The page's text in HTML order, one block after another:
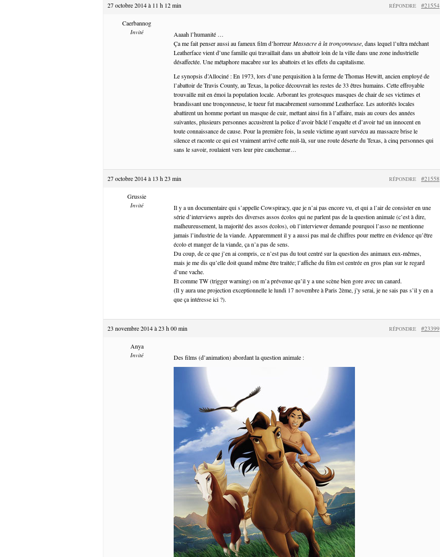
27 octobre 2014 à 11 h 12 min #21554
RÉPONDRE
Caerbannog
Invité
Aaaah l’humanité …
Ça me fait penser aussi au fameux film d’horreurMassacre à la tronçonneuse, dans lequel l’ultra méchant
Leatherface vient d’une famille qui travaillait dans un abattoir loin de la ville dans une zone industrielle
désaffectée. Une métaphore macabre sur les abattoirs et les effets du capitalisme.
Le synopsis d’Allociné : En 1973, lors d’une perquisition à la ferme de Thomas Hewitt, ancien employé de
l’abattoir de Travis County, au Texas, la police découvrait les restes de 33 êtres humains. Cette effroyable
trouvaille mit en émoi la population locale. Arborant les grotesques masques de chair de ses victimes et
brandissant une tronçonneuse, le tueur fut macabrement surnommé Leatherface. Les autorités locales
abattirent un homme portant un masque de cuir, mettant ainsi fin à l’affaire, mais au cours des années
suivantes, plusieurs personnes accusèrent la police d’avoir bâclé l’enquête et d’avoir tué un innocent en
toute connaissance de cause. Pour la première fois, la seule victime ayant survécu au massacre brise le
silence et raconte ce qui est vraiment arrivé cette nuit-là, sur une route déserte du Texas, à cinq personnes qui
sans le savoir, roulaient vers leur pire cauchemar…
27 octobre 2014 à 13 h 23 min #21558
RÉPONDRE
Grussie
Invité
Il y a un documentaire qui s’appelle Cowspiracy, que je n’ai pas encore vu, et qui a l’air de consister en une
série d’interviews auprès des diverses assos écolos qui ne parlent pas de la question animale (c’est à dire,
malheureusement, la majorité des assos écolos), où l’interviewer demande pourquoi l’asso ne mentionne
jamais l’industrie de la viande. Apparemment il y a aussi pas mal de chiffres pour mettre en évidence qu’être
écolo et manger de la viande, ça n’a pas de sens.
Du coup, de ce que j’en ai compris, ce n’est pas du tout centré sur la question des animaux eux-mêmes,
mais je me dis qu’elle doit quand même être traitée; l’affiche du film est centrée en gros plan sur le regard
d’une vache.
Et comme TW (trigger warning) on m’a prévenue qu’il y a une scène bien gore avec un canard.
(Il y aura une projection exceptionnelle le lundi 17 novembre à Paris 2ème, j’y serai, je ne sais pas s’il y en a
que ça intéresse ici ?).
23 novembre 2014 à 23 h 00 min #23399
RÉPONDRE
Anya
Invité Des films (d’animation) abordant la question animale :